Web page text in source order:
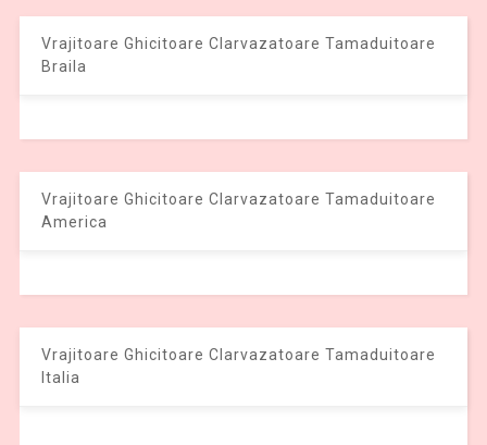
Vrajitoare Ghicitoare Clarvazatoare Tamaduitoare
Braila
Vrajitoare Ghicitoare Clarvazatoare Tamaduitoare
America
Vrajitoare Ghicitoare Clarvazatoare Tamaduitoare
Italia